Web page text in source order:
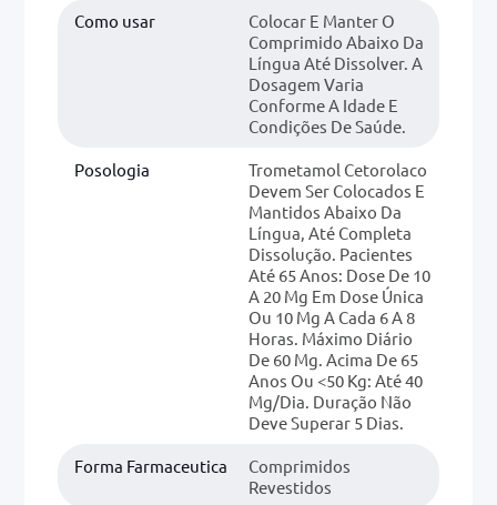
Como usar
Colocar E Manter O
Comprimido Abaixo Da
Língua Até Dissolver. A
Dosagem Varia
Conforme A Idade E
Condições De Saúde.
Posologia
Trometamol Cetorolaco
Devem Ser Colocados E
Mantidos Abaixo Da
Língua, Até Completa
Dissolução. Pacientes
Até 65 Anos: Dose De 10
A 20 Mg Em Dose Única
Ou 10 Mg A Cada 6 A 8
Horas. Máximo Diário
De 60 Mg. Acima De 65
Anos Ou <50 Kg: Até 40
Mg/dia. Duração Não
Deve Superar 5 Dias.
Forma Farmaceutica
Comprimidos
Revestidos